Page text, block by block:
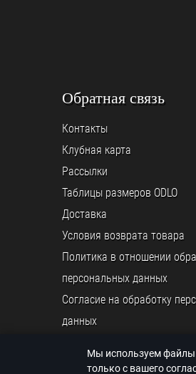
Обратная связь
Контакты
Клубная карта
Рассылки
Таблицы размеров ODLO
Доставка
Условия возврата товара
Политика в отношении
персональных данных
Согласие на обработку
данных
© ООО «ODLO.RU», 2026
Мы используем файлы
только с вашего